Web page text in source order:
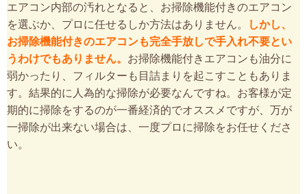
エアコン内部の汚れとなると、お掃除機能付きのエアコン
を選ぶか、プロに任せるしか方法はありません。
しかし、
お掃除機能付きのエアコンも完全手放しで手入れ不要とい
うわけでもありません。 お掃除機能付きエアコンも油分に
弱かったり、フィルターも目詰まりを起こすこともありま
す。結果的に人為的な掃除が必要なんですね。お客様が定
期的に掃除をするのが一番経済的でオススメですが、万が
一掃除が出来ない場合は、一度プロに掃除をお任せくださ
い。